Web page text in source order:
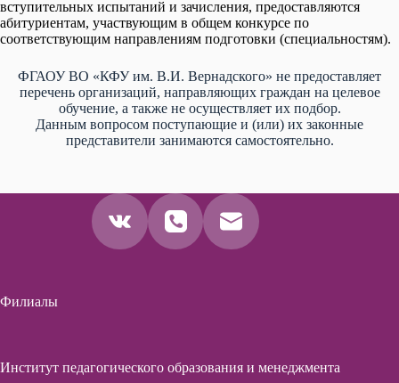
вступительных испытаний и зачисления, предоставляются
абитуриентам, участвующим в общем конкурсе по
соответствующим направлениям подготовки (специальностям).
ФГАОУ ВО «КФУ им. В.И. Вернадского» не предоставляет
перечень организаций, направляющих граждан на целевое
обучение, а также не осуществляет их подбор.
Данным вопросом поступающие и (или) их законные
представители занимаются самостоятельно.
Филиалы
Институт педагогического образования и менеджмента